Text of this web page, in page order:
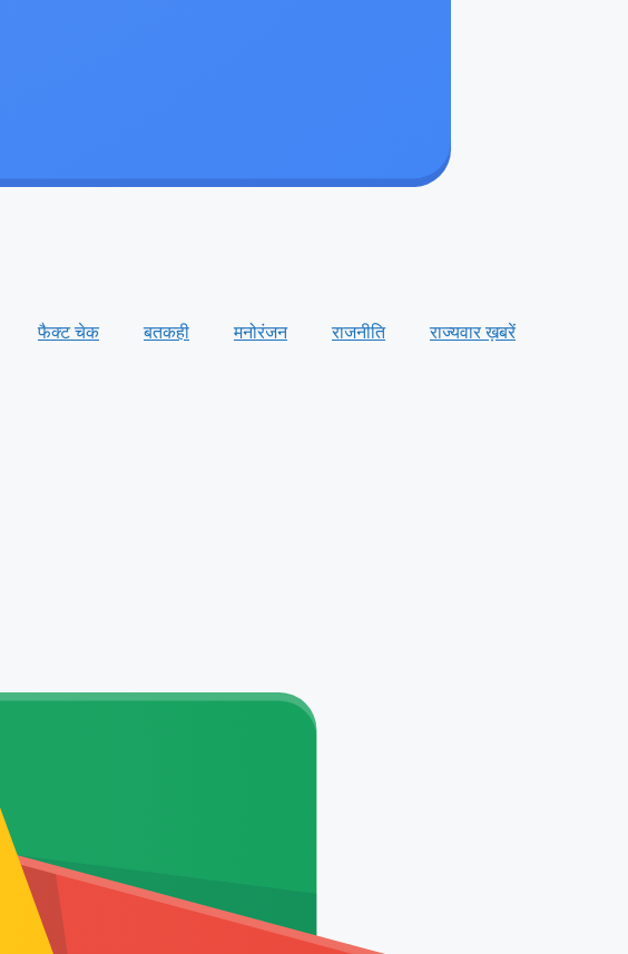
फैक्ट चेक बतकही मनोरंजन राजनीति राज्यवार ख़बरें